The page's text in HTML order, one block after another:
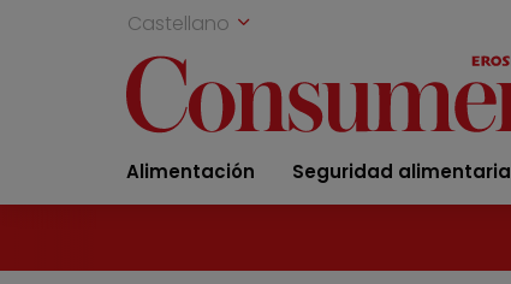
Castellano
Alimentación Seguridad alimentaria